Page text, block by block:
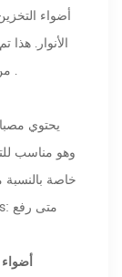
أضواء
الأنوار.
من 20 سم، والتي يمكن تخصيصها وفقا لمتطلبات .
يحتوي
وهو مناسب
خاصة
4.